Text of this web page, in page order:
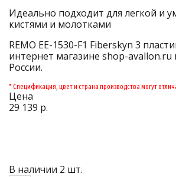
Идеально подходит для легкой и
кистями и молотками
REMO EE-1530-F1 Fiberskyn 3
интернет магазине shop-
России.
* Спецификация, цвет и страна производства могут
Цена
29 139 р.
В наличии 2 шт.